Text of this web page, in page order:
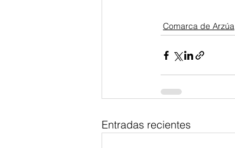
Comarca de Arzúa
Entradas recientes